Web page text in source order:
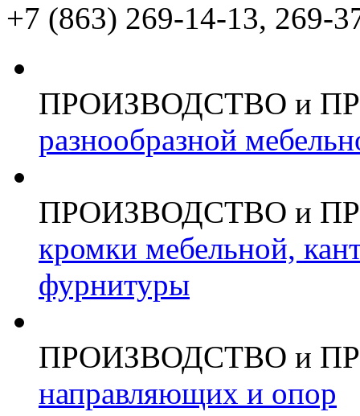
+7 (863) 269-14-13, 269-
ПРОИЗВОДСТВО и
разнообразной
ПРОИЗВОДСТВО и
кромки мебельной,
фурнитуры
ПРОИЗВОДСТВО и
направляющих и опор